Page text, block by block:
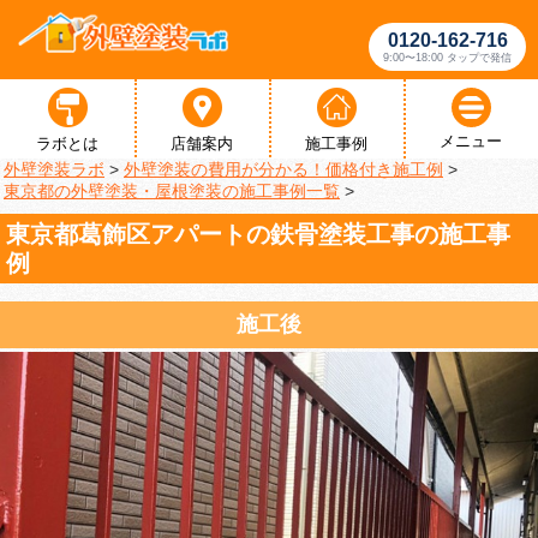
0120-162-716
9:00〜18:00 タップで発信
ラボとは 店舗案内 施工事例 メニュー
外壁塗装ラボ > 外壁塗装の費用が分かる！価格付き施工例 >
東京都の外壁塗装・屋根塗装の施工事例一覧 >
東京都葛飾区アパートの鉄骨塗装工事の施工事
例
施工後